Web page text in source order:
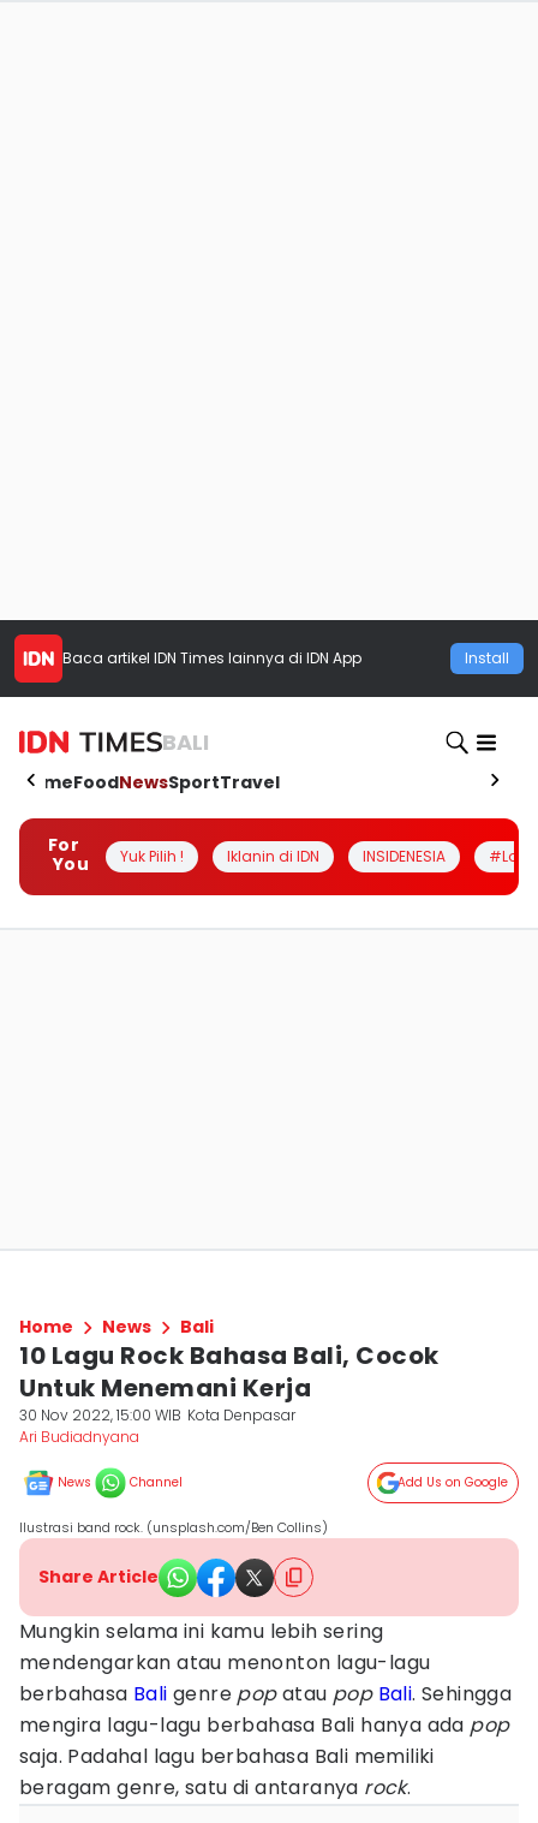
Baca artikel IDN Times lainnya di IDN App Install
BALI
HomeFoodNewsSportTravel
For
You
Yuk Pilih ! Iklanin di IDN INSIDENESIA
Home News Bali
10 Lagu Rock Bahasa Bali, Cocok
Untuk Menemani Kerja
30 Nov 2022, 15:00 WIB Kota Denpasar
Ari Budiadnyana
News Channel Add Us on Google
Ilustrasi band rock. (unsplash.com/Ben Collins)
Share Article
Mungkin selama ini kamu lebih sering
mendengarkan atau menonton lagu-lagu
berbahasa Bali genre popatau pop Bali. Sehingga
mengira lagu-lagu berbahasa Bali hanya ada pop
saja. Padahal lagu berbahasa Bali memiliki
beragam genre, satu di antaranya rock.